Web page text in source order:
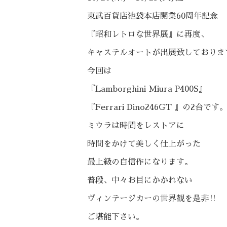
東武百貨店池袋本店開業60周年記念
『昭和レトロな世界展』に再度、
キャステルオートが出展致しておりま
今回は
『Lamborghini Miura P400S』
『Ferrari Dino246GT 』の2台です。
ミウラは時間をレストアに
時間をかけて美しく仕上がった
最上級の自信作になります。
普段、中々お目にかかれない
ヴィンテージカーの世界観を是非‼️
ご堪能下さい。